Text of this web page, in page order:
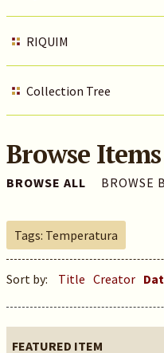
RIQUIM
Collection Tree
Browse
BROWSE ALL BROWSE
Tags: Temperatura
Sort by: Title Creator
FEATURED ITEM